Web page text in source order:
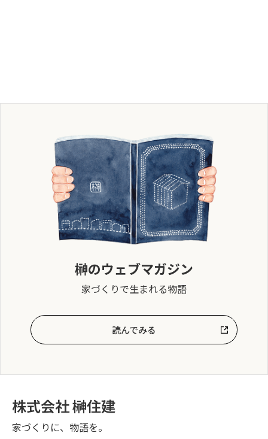
榊のウェブマガジン
家づくりで生まれる物語
読んでみる
株式会社 榊住建
家づくりに、物語を。